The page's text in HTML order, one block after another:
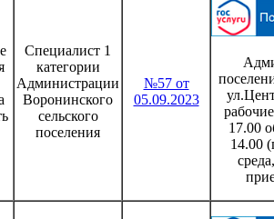
Специалист 1
категории
Администрации
Воронинского
сельского
поселения
№57 от
05.09.2023
17.00
14.00